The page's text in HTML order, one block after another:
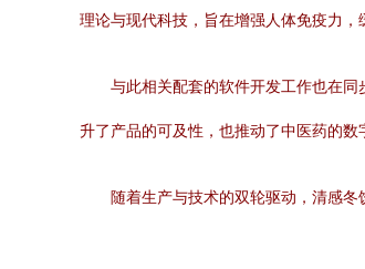
理论与现代科技，旨在增强人体免疫力，
与此相关配套的软件开发工作也在
升了产品的可及性，也推动了中医药的数
随着生产与技术的双轮驱动，清感